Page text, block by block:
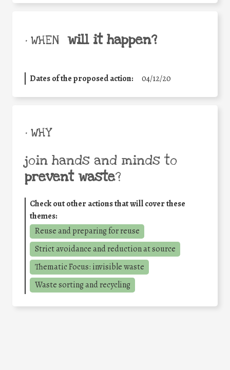
• WHEN will it happen?
Dates of the proposed action: 04/12/20
• WHY
join hands and minds to
prevent waste?
Check out other actions that will cover these
themes:
Reuse and preparing for reuse
Strict avoidance and reduction at source
Thematic Focus: invisible waste
Waste sorting and recycling